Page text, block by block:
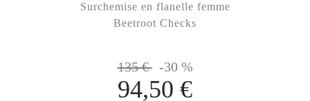
Surchemise en flanelle femme
Beetroot Checks
135 € -30 %
94,50 €